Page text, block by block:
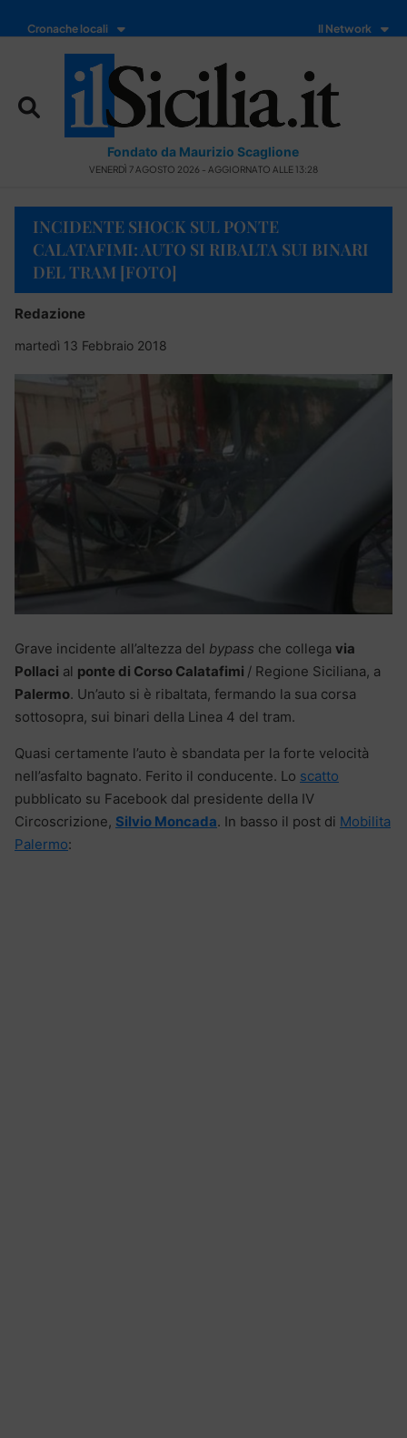
Cronache locali Il Network
Fondato da Maurizio Scaglione
VENERDÌ 7 AGOSTO 2026 - AGGIORNATO ALLE 13:28
INCIDENTE SHOCK SUL PONTE
CALATAFIMI: AUTO SI RIBALTA SUI BINARI
DEL TRAM [FOTO]
Redazione
martedì 13 Febbraio 2018
Grave incidente all’altezza del bypass che collega via
Pollaci al ponte di Corso Calatafimi / Regione Siciliana, a
Palermo. Un’auto si è ribaltata, fermando la sua corsa
sottosopra, sui binari della Linea 4 del tram.
Quasi certamente l’auto è sbandata per la forte velocità
nell’asfalto bagnato. Ferito il conducente. Lo scatto
pubblicato su Facebook dal presidente della IV
Circoscrizione, Silvio Moncada. In basso il post di Mobilita
Palermo: